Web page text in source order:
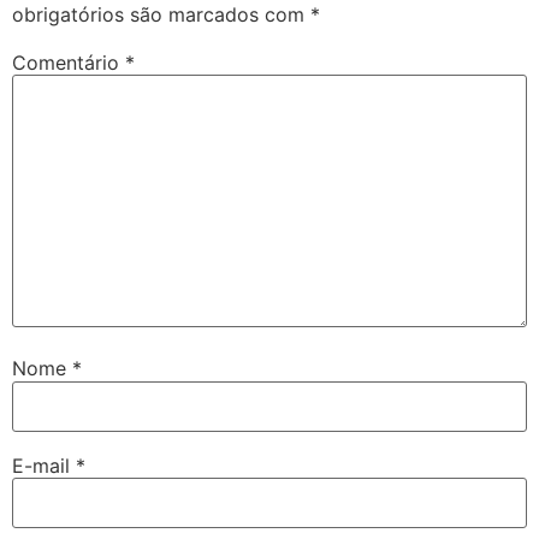
obrigatórios são marcados com *
Comentário *
Nome *
E-mail *